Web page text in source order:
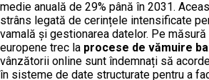
medie anuală de 29% până în 2031.
strâns legată de cerințele intensificate
vamală și gestionarea datelor. Pe
europene trec la procese de vămuire
vânzătorii online sunt îndemnați să
în sisteme de date structurate pentru a